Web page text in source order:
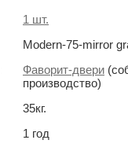
1 шт.
Modern-75-mirror
Фаворит-двери
производство)
35кг.
1 год